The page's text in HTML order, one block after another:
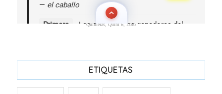
Quinielas, Quini 6, Loto
ETIQUETAS